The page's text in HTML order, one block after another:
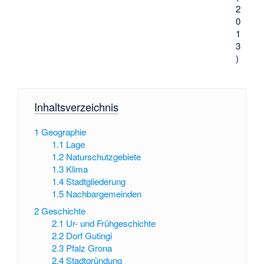
2
0
1
3
)
Inhaltsverzeichnis
1 Geographie
1.1 Lage
1.2 Naturschutzgebiete
1.3 Klima
1.4 Stadtgliederung
1.5 Nachbargemeinden
2Geschichte
2.1 Ur- und Frühgeschichte
2.2 Dorf Gutingi
2.3 Pfalz Grona
2.4 Stadtgründung